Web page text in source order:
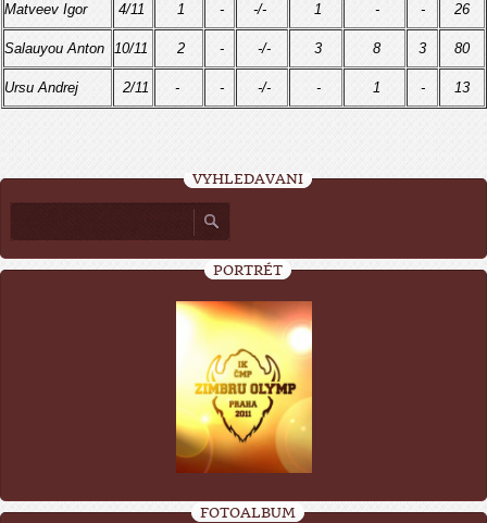
Matveev Igor 4/11 1 - -/- 1 - - 26
Salauyou Anton 10/11 2 - -/- 3 8 3 80
Ursu Andrej 2/11 - - -/- - 1 - 13
VYHLEDÁVÁNÍ
PORTRÉT
FOTOALBUM